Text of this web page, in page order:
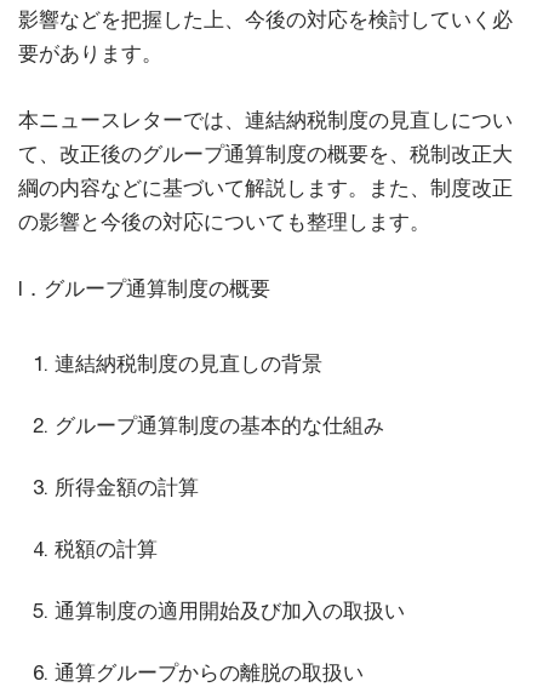
影響などを把握した上、今後の対応を検討していく必
要があります。
本ニュースレターでは、連結納税制度の見直しについ
て、改正後のグループ通算制度の概要を、税制改正大
綱の内容などに基づいて解説します。また、制度改正
の影響と今後の対応についても整理します。
I．グループ通算制度の概要
連結納税制度の見直しの背景
グループ通算制度の基本的な仕組み
所得金額の計算
税額の計算
通算制度の適用開始及び加入の取扱い
通算グループからの離脱の取扱い